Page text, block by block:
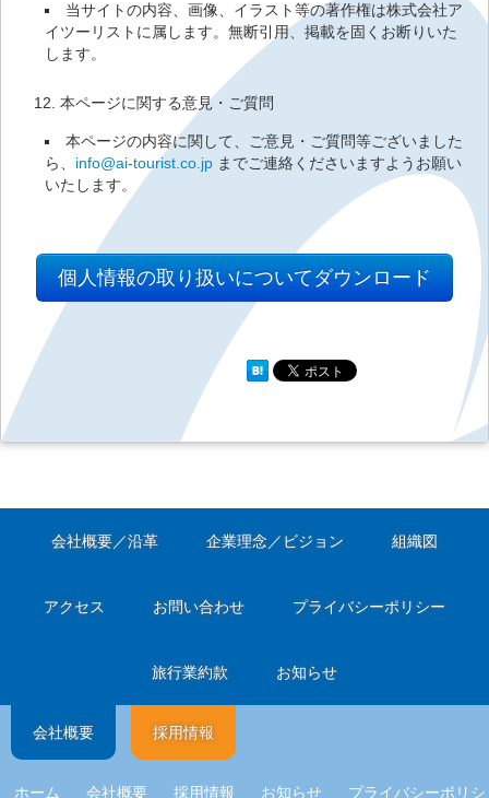
当サイトの内容、画像、イラスト等の著作権は株式会社ア
イツーリストに属します。無断引用、掲載を固くお断りいた
します。
本ページに関する意見・ご質問
本ページの内容に関して、ご意見・ご質問等ございました
ら、 info@ai-tourist.co.jp までご連絡くださいますようお願い
いたします。
個人情報の取り扱いについてダウンロード
会社概要／沿革 企業理念／ビジョン 組織図
アクセス お問い合わせ プライバシーポリシー
旅行業約款 お知らせ
会社概要 採用情報
ホーム 会社概要 採用情報 お知らせ プライバシーポリシ